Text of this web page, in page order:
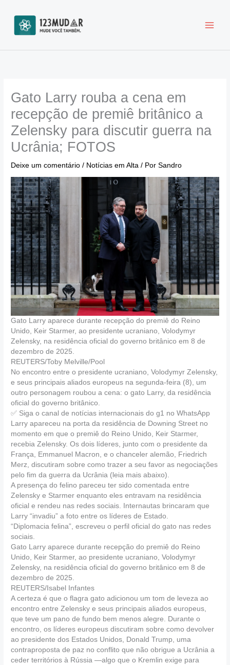
para
conteúdo
Gato Larry rouba a cena em
recepção de premiê britânico a
Zelensky para discutir guerra na
Ucrânia; FOTOS
Deixe um comentário / Notícias em Alta / PorSandro
Gato Larry aparece durante recepção do premiê do Reino
Unido, Keir Starmer, ao presidente ucraniano, Volodymyr
Zelensky, na residência oficial do governo britânico em 8 de
dezembro de 2025.
REUTERS/Toby Melville/Pool
No encontro entre o presidente ucraniano, Volodymyr Zelensky,
e seus principais aliados europeus na segunda-feira (8), um
outro personagem roubou a cena: o gato Larry, da residência
oficial do governo britânico.
✅ Siga o canal de notícias internacionais do g1 no WhatsApp
Larry apareceu na porta da residência de Downing Street no
momento em que o premiê do Reino Unido, Keir Starmer,
recebia Zelensky. Os dois líderes, junto com o presidente da
França, Emmanuel Macron, e o chanceler alemão, Friedrich
Merz, discutiram sobre como trazer a seu favor as negociações
pelo fim da guerra da Ucrânia (leia mais abaixo).
A presença do felino pareceu ter sido comentada entre
Zelensky e Starmer enquanto eles entravam na residência
oficial e rendeu nas redes sociais. Internautas brincaram que
Larry “invadiu” a foto entre os líderes de Estado.
“Diplomacia felina”, escreveu o perfil oficial do gato nas redes
sociais.
Gato Larry aparece durante recepção do premiê do Reino
Unido, Keir Starmer, ao presidente ucraniano, Volodymyr
Zelensky, na residência oficial do governo britânico em 8 de
dezembro de 2025.
REUTERS/Isabel Infantes
A certeza é que o flagra gato adicionou um tom de leveza ao
encontro entre Zelensky e seus principais aliados europeus,
que teve um pano de fundo bem menos alegre. Durante o
encontro, os líderes europeus discutiram sobre como devolver
ao presidente dos Estados Unidos, Donald Trump, uma
contraproposta de paz no conflito que não obrigue a Ucrânia a
ceder territórios à Rússia —algo que o Kremlin exige para